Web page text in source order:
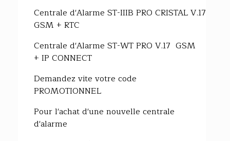
Centrale d'Alarme ST-IIIB PRO CRISTAL V.17
GSM + RTC
Centrale d'Alarme ST-WT PRO V.17 GSM
+ IP CONNECT
Demandez vite votre code
PROMOTIONNEL
Pour l'achat d'une nouvelle centrale
d'alarme